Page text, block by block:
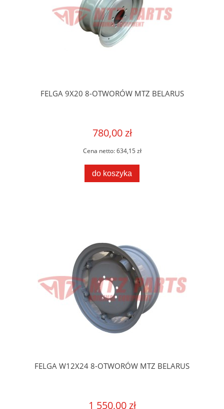
FELGA 9X20 8-OTWORÓW MTZ BELARUS
780,00 zł
Cena netto:634,15 zł
do koszyka
FELGA W12X24 8-OTWORÓW MTZ BELARUS
1 550,00 zł